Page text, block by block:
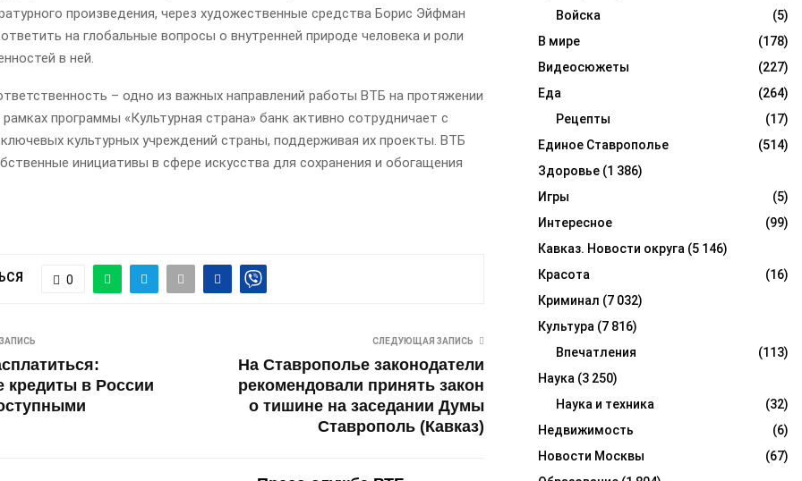
произведения, через художественные средства Борис Эйфман
на глобальные вопросы о внутренней природе человека и роли
в ней.
– одно из важных направлений работы ВТБ на протяжении
рамках программы «Культурная страна» банк активно сотрудничает с
культурных учреждений страны, поддерживая их проекты. ВТБ
инициативы в сфере искусства для сохранения и обогащения
0
кредиты в России
СЛЕДУЮЩАЯ ЗАПИСЬ
На Ставрополье законодатели
рекомендовали принять закон
о тишине на заседании Думы
Ставрополь (Кавказ)
Войска
(5)
В мире
(178)
Видеосюжеты
(227)
Еда
(264)
Рецепты
(17)
Единое Ставрополье
(514)
Здоровье (1 386)
Игры
(5)
Интересное
(99)
Кавказ. Новости округа (5 146)
Красота
(16)
Криминал (7 032)
Культура (7 816)
Впечатления
(113)
Наука (3 250)
Наука и техника
(32)
Недвижимость
(6)
Новости Москвы
(67)